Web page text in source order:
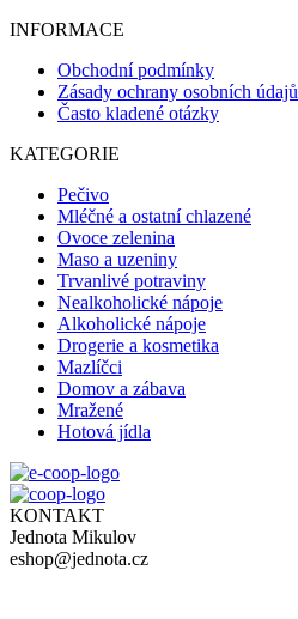
INFORMACE
Obchodní podmínky
Zásady ochrany osobních údajů
Často kladené otázky
KATEGORIE
Pečivo
Mléčné a ostatní chlazené
Ovoce zelenina
Maso a uzeniny
Trvanlivé potraviny
Nealkoholické nápoje
Alkoholické nápoje
Drogerie a kosmetika
Mazlíčci
Domov a zábava
Mražené
Hotová jídla
KONTAKT
Jednota Mikulov
eshop@jednota.cz